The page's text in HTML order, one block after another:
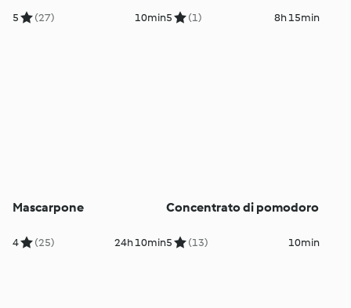
5 (27) 10min5 (1) 8h 15min
Mascarpone
4 (25) 24h 10min
Concentrato di pomodoro
5 (13) 10min